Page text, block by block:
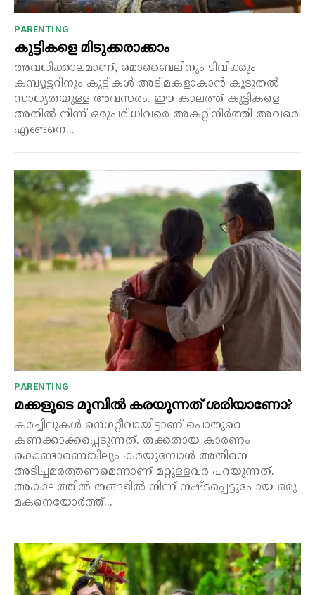
PARENTING
കുട്ടികളെ മിടുക്കരാക്കാം
അവധിക്കാലമാണ്, മൊബൈലിനും ടിവിക്കും
കമ്പ്യൂട്ടറിനും കുട്ടികൾ അടിമകളാകാൻ കൂടുതൽ
സാധ്യതയുള്ള അവസരം. ഈ കാലത്ത് കുട്ടികളെ
അതിൽ നിന്ന് ഒരുപരിധിവരെ അകറ്റിനിർത്തി അവരെ
എങ്ങനെ...
PARENTING
മക്കളുടെ മുമ്പിൽ കരയുന്നത് ശരിയാണോ?
കരച്ചിലുകൾ നെഗറ്റീവായിട്ടാണ് പൊതുവെ
കണക്കാക്കപ്പെടുന്നത്. തക്കതായ കാരണം
കൊണ്ടാണെങ്കിലും കരയുമ്പോൾ അതിനെ
അടിച്ചമർത്തണമെന്നാണ് മറ്റുള്ളവർ പറയുന്നത്.
അകാലത്തിൽ തങ്ങളിൽ നിന്ന് നഷ്ടപ്പെട്ടുപോയ ഒരു
മകനെയോർത്ത്...